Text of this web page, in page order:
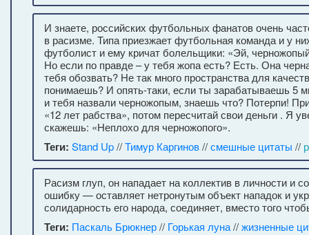
И знаете, российских футбольных фанатов очень
в расизме. Типа приезжает футбольная команда и у
футболист и ему кричат болельщики: «Эй,
Но если по правде – у тебя жопа есть? Есть. Она
тебя обозвать? Не так много пространства для
понимаешь? И опять-таки, если ты зарабатываешь 5
и тебя назвали черножопым, знаешь что? Потерпи!
«12 лет рабства», потом пересчитай свои деньги . Я
скажешь: «Неплохо для черножопого».
Теги: Stand Up//Тимур Каргинов//смешные цитаты //
Расизм глуп, он нападает на коллектив в личности и
ошибку — оставляет нетронутым объект нападок и
солидарность его народа, соединяет, вместо того
Теги: Паскаль Брюкнер// Горькая луна//жизненные